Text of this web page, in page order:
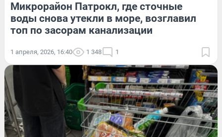
Микрорайон Патрокл, где сточные
воды снова утекли в море, возглавил
топ по засорам канализации
1 апреля, 2026, 16:40 1 348 1